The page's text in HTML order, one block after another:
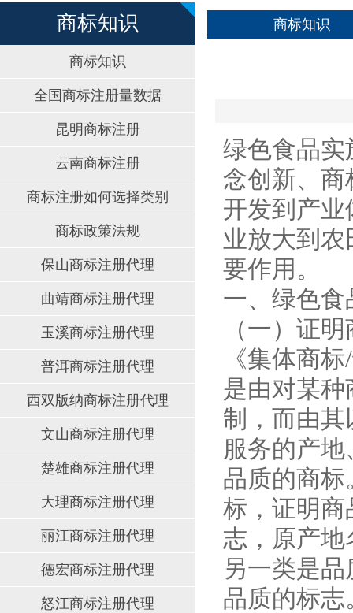
商标知识
商标知识
全国商标注册量数据
昆明商标注册
云南商标注册
商标注册如何选择类别
商标政策法规
保山商标注册代理
曲靖商标注册代理
玉溪商标注册代理
普洱商标注册代理
西双版纳商标注册代理
文山商标注册代理
楚雄商标注册代理
大理商标注册代理
丽江商标注册代理
德宏商标注册代理
怒江商标注册代理
商标知识
绿色食品实
念创新、
开发到产
业放大到
要作用。
一、绿色
（一）证
《集体商
是由对某
制，而由其
服务的产
品质的商
标，证明商
志，原产
另一类是
品质的标